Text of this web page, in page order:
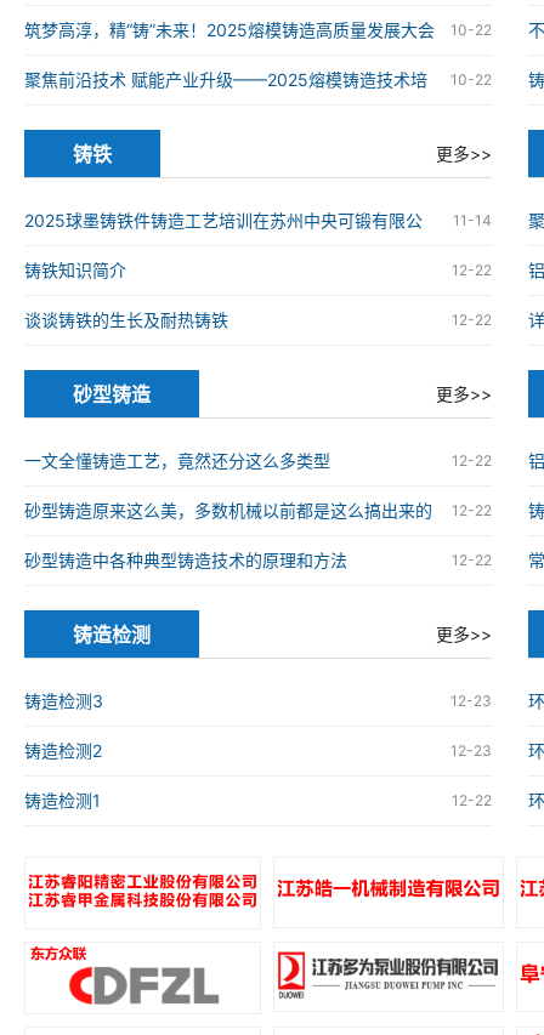
铸造高质量发展大会在南京举办 10-22
筑梦高淳，精“铸”未来！2025熔模铸造高质量发展大会
在南京高淳成功举办 10-22
聚焦前沿技术 赋能产业升级——2025熔模铸造技术培
训班在南京高淳成功举办
铸铁 更多>>
11-14
2025球墨铸铁件铸造工艺培训在苏州中央可锻有限公
司成功举办 12-22
铸铁知识简介
12-22
谈谈铸铁的生长及耐热铸铁
砂型铸造 更多>>
12-22
一文全懂铸造工艺，竟然还分这么多类型
12-22
砂型铸造原来这么美，多数机械以前都是这么搞出来的
12-22
砂型铸造中各种典型铸造技术的原理和方法
铸造检测 更多>>
12-23
铸造检测3
12-23
铸造检测2
12-22
铸造检测1